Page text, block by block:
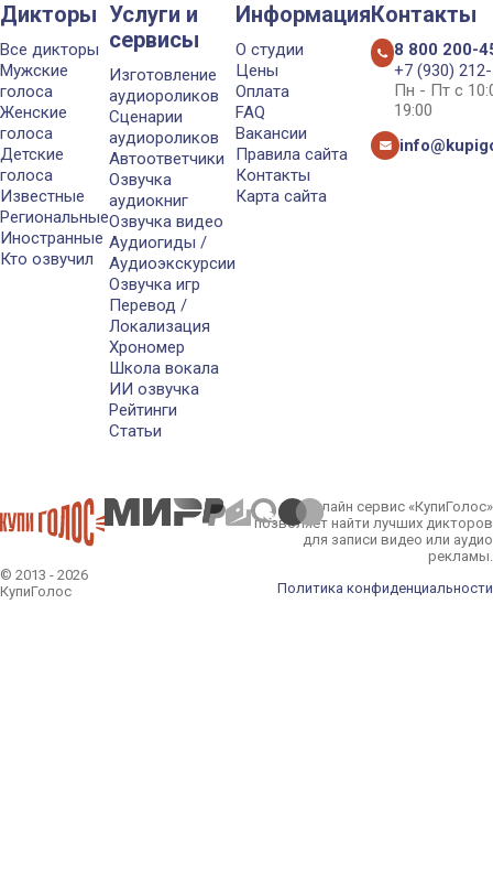
Дикторы
Все дикторы
Мужские
голоса
Женские
голоса
Детские
голоса
Известные
Региональные
Иностранные
Кто озвучил
Услуги и
сервисы
Изготовление
аудиороликов
Сценарии
аудиороликов
Автоответчики
Озвучка
аудиокниг
Озвучка видео
Аудиогиды /
Аудиоэкскурсии
Озвучка игр
Перевод /
Локализация
Хрономер
Школа вокала
ИИ озвучка
Рейтинги
Статьи
Информация
О студии
Цены
Оплата
FAQ
Вакансии
Правила сайта
Контакты
Карта сайта
Контакты
8 800 200-
+7 (930)
Пн - Пт с
19:00
© 2013 - 2026
КупиГолос
Онлайн сервис «КупиГолос»
позволяет найти лучших дикторов
для записи видео или аудио
рекламы.
Политика конфиденциальности